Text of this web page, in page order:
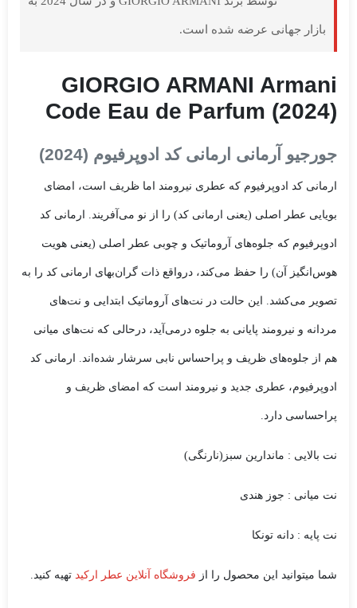
بازار جهانی عرضه شده است.
GIORGIO ARMANI Armani
Code Eau de Parfum (2024)
جورجیو آرمانی ارمانی کد ادوپرفیوم (2024)
ارمانی کد ادوپرفیوم که عطری نیرومند اما ظریف است، امضای
بویایی عطر اصلی (یعنی ارمانی کد) را از نو می‌آفریند. ارمانی کد
ادوپرفیوم که جلوه‌های آروماتیک و چوبی عطر اصلی (یعنی هویت
هوس‌انگیز آن) را حفظ می‌کند، درواقع ذات گران‌بهای ارمانی کد را به
تصویر می‌کشد. این حالت در نت‌های آروماتیک ابتدایی و نت‌های
مردانه و نیرومند پایانی به جلوه درمی‌آید، درحالی که نت‌های میانی
هم از جلوه‌های ظریف و پراحساس نابی سرشار شده‌اند. ارمانی کد
ادوپرفیوم، عطری جدید و نیرومند است که امضای ظریف و
پراحساسی دارد.
نت بالایی : ماندارین سبز(نارنگی)
نت میانی : جوز هندی
نت پایه : دانه تونکا
شما میتوانید این محصول را از فروشگاه آنلاین عطر ارکید تهیه کنید.